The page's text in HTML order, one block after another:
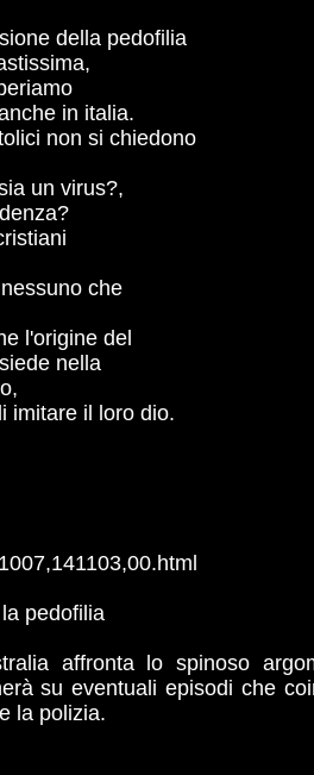
della pedofilia
in italia.
non si chiedono
un virus?,
che
l'origine del
nella
imitare il loro dio.
pedofilia
affronta lo spinoso
su eventuali episodi che
la polizia.